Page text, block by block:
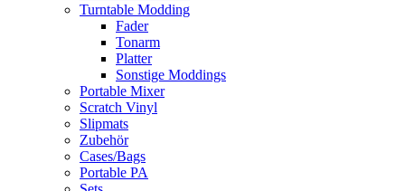
Turntable Modding
Fader
Tonarm
Platter
Sonstige Moddings
Portable Mixer
Scratch Vinyl
Slipmats
Zubehör
Cases/Bags
Portable PA